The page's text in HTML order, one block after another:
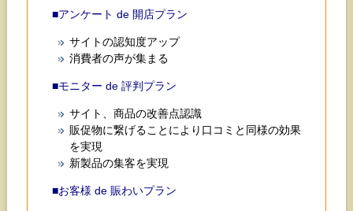
■アンケート de 開店プラン
サイトの認知度アップ
消費者の声が集まる
■モニター de 評判プラン
サイト、商品の改善点認識
販促物に繋げることにより口コミと同様の効果
を実現
新製品の集客を実現
■お客様 de 賑わいプラン